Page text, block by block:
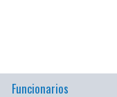
Funcionarios